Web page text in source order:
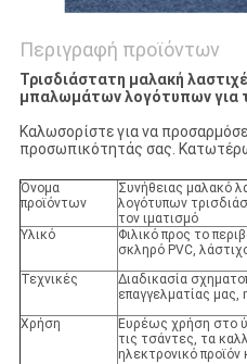
Περιγραφή προϊόντων
Τρισδιάστατη μαλακή
μπαλωμάτων λογότυπων για
Καλωσορίστε για να
προσωπικότητάς σας. Κατωτέρω
Όνομα
προϊόντων
Συνήθειας μαλακό
λογότυπων
τον ιματισμό
Υλικό
Φιλικό προς το
σκληρό PVC,
Τεχνικές
Διαδικασία
επαγγελματίας μας,
Χρήση
Ευρέως χρήση στο
τις τσάντες, τα
ηλεκτρονικό προϊόν